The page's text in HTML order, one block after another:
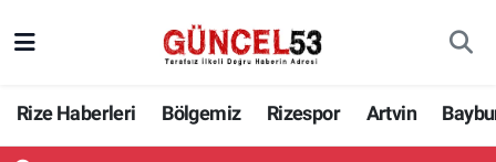
Rize Haberleri Bölgemiz Rizespor Artvin